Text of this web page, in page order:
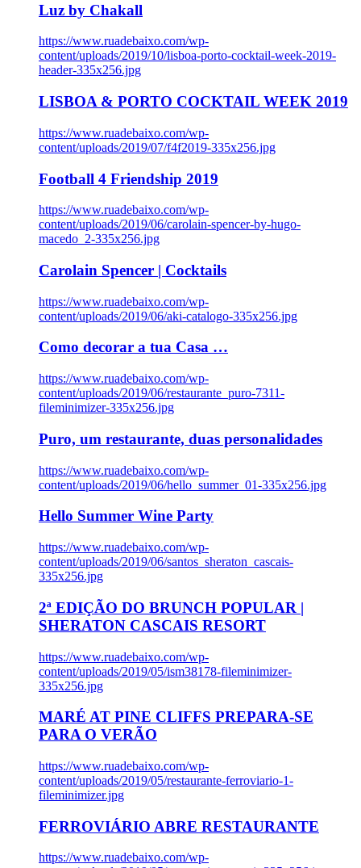
Luz by Chakall
https://www.ruadebaixo.com/wp-
content/uploads/2019/10/lisboa-porto-cocktail-week-2019-
header-335x256.jpg
LISBOA & PORTO COCKTAIL WEEK 2019
https://www.ruadebaixo.com/wp-
content/uploads/2019/07/f4f2019-335x256.jpg
Football 4 Friendship 2019
https://www.ruadebaixo.com/wp-
content/uploads/2019/06/carolain-spencer-by-hugo-
macedo_2-335x256.jpg
Carolain Spencer | Cocktails
https://www.ruadebaixo.com/wp-
content/uploads/2019/06/aki-catalogo-335x256.jpg
Como decorar a tua Casa …
https://www.ruadebaixo.com/wp-
content/uploads/2019/06/restaurante_puro-7311-
fileminimizer-335x256.jpg
Puro, um restaurante, duas personalidades
https://www.ruadebaixo.com/wp-
content/uploads/2019/06/hello_summer_01-335x256.jpg
Hello Summer Wine Party
https://www.ruadebaixo.com/wp-
content/uploads/2019/06/santos_sheraton_cascais-
335x256.jpg
2ª EDIÇÃO DO BRUNCH POPULAR |
SHERATON CASCAIS RESORT
https://www.ruadebaixo.com/wp-
content/uploads/2019/05/ism38178-fileminimizer-
335x256.jpg
MARÉ AT PINE CLIFFS PREPARA-SE
PARA O VERÃO
https://www.ruadebaixo.com/wp-
content/uploads/2019/05/restaurante-ferroviario-1-
fileminimizer.jpg
FERROVIÁRIO ABRE RESTAURANTE
https://www.ruadebaixo.com/wp-